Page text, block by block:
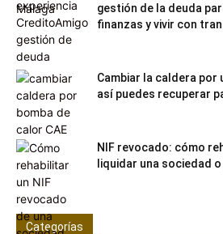
gestión de la deuda
finanzas y vivir con
Cambiar la caldera por
así puedes recuperar
NIF revocado: cómo
liquidar una sociedad
Categorías